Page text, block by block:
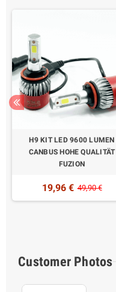
H9 KIT LED 9600 LUMEN
CANBUS HOHE QUALITÄT
FUZION
19,96 € 49,90 €
Customer Photos